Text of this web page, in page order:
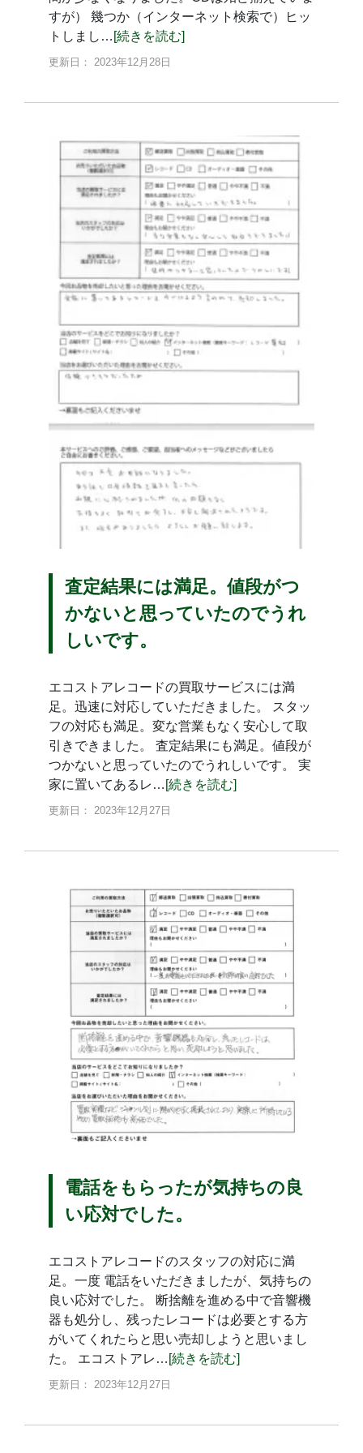
すが） 幾つか（インターネット検索で）ヒッ
トしまし… [続きを読む]
更新日： 2023年12月28日
査定結果には満足。値段がつ
かないと思っていたのでうれ
しいです。
エコストアレコードの買取サービスには満
足。迅速に対応していただきました。 スタッ
フの対応も満足。変な営業もなく安心して取
引きできました。 査定結果にも満足。値段が
つかないと思っていたのでうれしいです。 実
家に置いてあるレ… [続きを読む]
更新日： 2023年12月27日
電話をもらったが気持ちの良
い応対でした。
エコストアレコードのスタッフの対応に満
足。一度 電話をいただきましたが、気持ちの
良い応対でした。 断捨離を進める中で音響機
器も処分し、残ったレコードは必要とする方
がいてくれたらと思い売却しようと思いまし
た。 エコストアレ… [続きを読む]
更新日： 2023年12月27日